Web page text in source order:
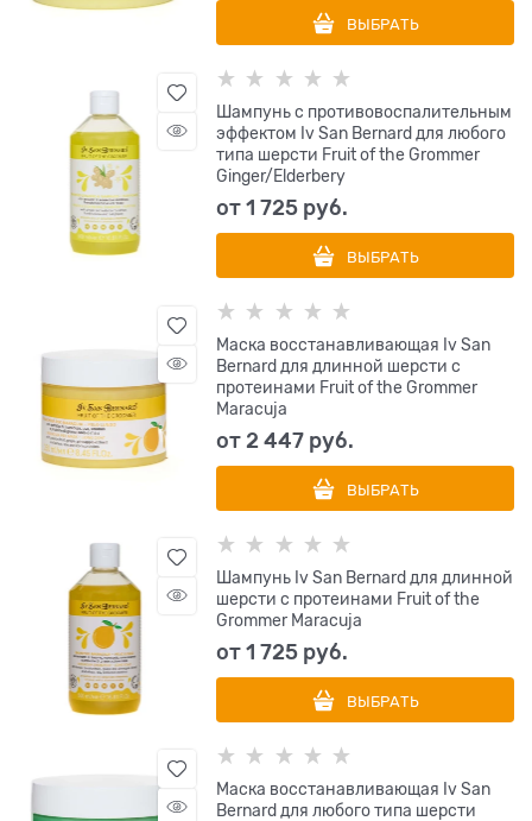
ВЫБРАТЬ
Шампунь с противовоспалительным
эффектом Iv San Bernard для любого
типа шерсти Fruit of the Grommer
Ginger/Elderbery
от1 725 руб.
ВЫБРАТЬ
Маска восстанавливающая Iv San
Bernard для длинной шерсти с
протеинами Fruit of the Grommer
Maracuja
от2 447 руб.
ВЫБРАТЬ
Шампунь Iv San Bernard для длинной
шерсти с протеинами Fruit of the
Grommer Maracuja
от1 725 руб.
ВЫБРАТЬ
Маска восстанавливающая Iv San
Bernard для любого типа шерсти